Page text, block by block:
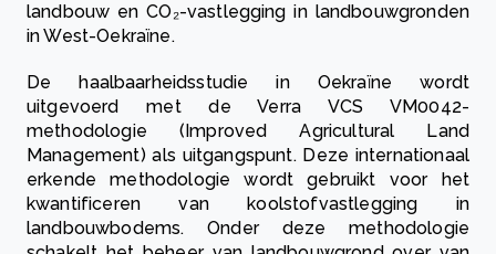
landbouw en CO₂-vastlegging in landbouwgronden
in West-Oekraïne.
De haalbaarheidsstudie in Oekraïne wordt
uitgevoerd met de Verra VCS VM0042-
methodologie (Improved Agricultural Land
Management) als uitgangspunt. Deze internationaal
erkende methodologie wordt gebruikt voor het
kwantificeren van koolstofvastlegging in
landbouwbodems. Onder deze methodologie